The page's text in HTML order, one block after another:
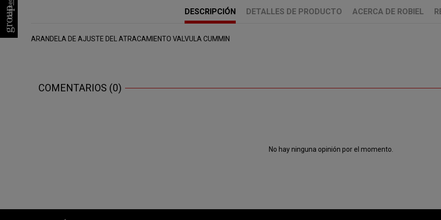
DESCRIPCIÓN DETALLES DE PRODUCTO ACERCA DE ROBIEL
ARANDELA DE AJUSTE DEL ATRACAMIENTO VALVULA CUMMIN
COMENTARIOS (0)
No hay ninguna opinión por el momento.